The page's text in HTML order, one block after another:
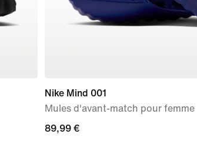
Nike Mind 001
Mules d'avant-match pour femme
89,99 €
89,99 €